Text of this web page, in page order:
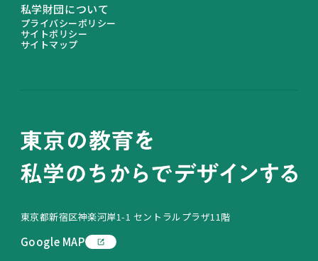
東京都新宿区神楽河岸1-1 セントラルプラザ11階
Google MAP
私学財団について
プライバシーポリシー
サイトポリシー
サイトマップ